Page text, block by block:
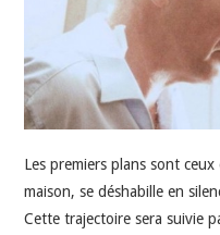
Les premiers plans sont ceux
maison, se déshabille en
Cette trajectoire sera suivie